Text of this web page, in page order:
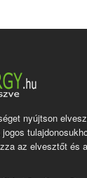
nyújtson
az elvesztőt és